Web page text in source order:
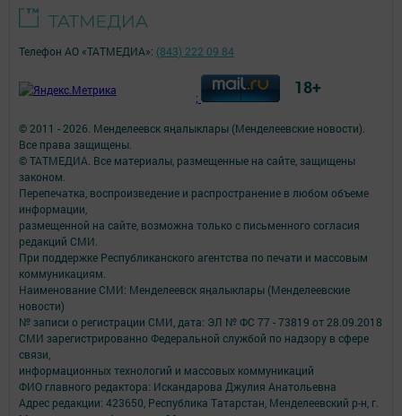
© 2011 - 2026. Менделеевск яӊалыклары (Менделеевские новости).
Все права защищены.
© ТАТМЕДИА. Все материалы, размещенные на сайте, защищены
законом.
Перепечатка, воспроизведение и распространение в любом объеме
информации,
размещенной на сайте, возможна только с письменного согласия
редакций СМИ.
При поддержке Республиканского агентства по печати и массовым
коммуникациям.
Наименование СМИ: Менделеевск яӊалыклары (Менделеевские
новости)
№ записи о регистрации СМИ, дата: ЭЛ № ФС 77 - 73819 от 28.09.2018
СМИ зарегистрированно Федеральной службой по надзору в сфере
связи,
информационных технологий и массовых коммуникаций
ФИО главного редактора: Искандарова Джулия Анатольевна
Адрес редакции: 423650, Республика Татарстан, Менделеевский р-н, г.
Телефон АО «ТАТМЕДИА»: (843) 222 09 84
; 18+